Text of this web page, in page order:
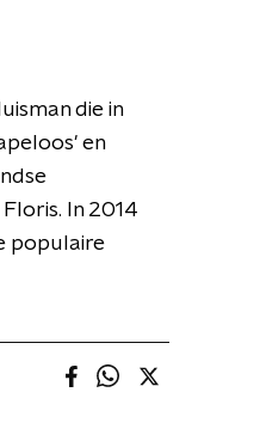
die in
en
In 2014
populaire